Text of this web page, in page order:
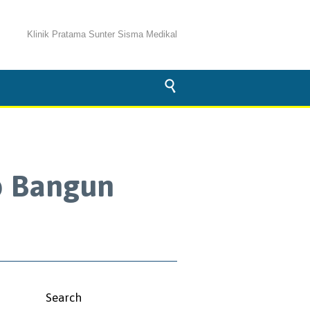
Klinik Pratama Sunter Sisma Medikal

Bangun
Search